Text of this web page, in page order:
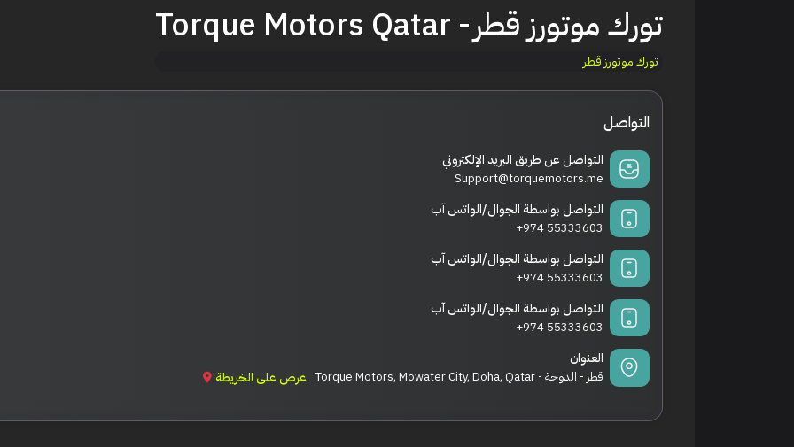
تورك موتورز قطر- Torque Motors Qatar
تورك موتورز قطر
التواصل
التواصل عن طريق البريد الإلكتروني
Support@torquemotors.me
التواصل بواسطة الجوال/الواتس آب
+974 55333603
التواصل بواسطة الجوال/الواتس آب
+974 55333603
التواصل بواسطة الجوال/الواتس آب
+974 55333603
العنوان
قطر - الدوحة - Torque Motors, Mowater City, Doha, Qatar عرض على الخريطة